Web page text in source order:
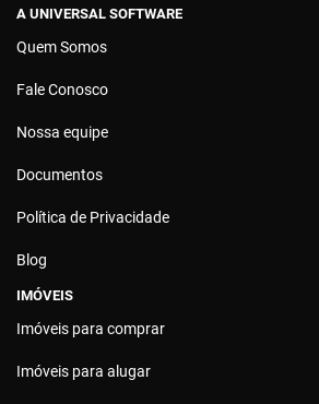
A UNIVERSAL SOFTWARE
Quem Somos
Fale Conosco
Nossa equipe
Documentos
Política de Privacidade
Blog
IMÓVEIS
Imóveis para comprar
Imóveis para alugar